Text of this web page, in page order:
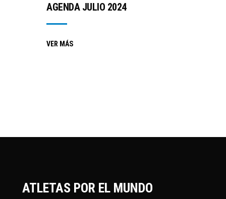
AGENDA JULIO 2024
VER MÁS
ATLETAS POR EL MUNDO